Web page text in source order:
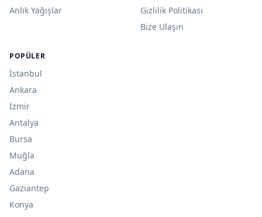
Anlık Yağışlar
Gizlilik Politikası
Bize Ulaşın
POPÜLER
İstanbul
Ankara
İzmir
Antalya
Bursa
Muğla
Adana
Gaziantep
Konya